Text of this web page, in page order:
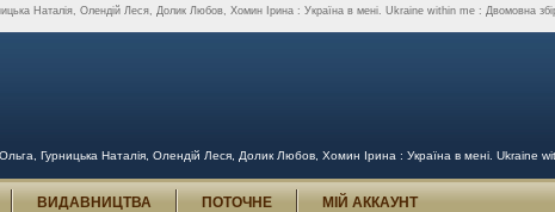
Наталія, Олендій Леся, Долик Любов, Хомин Ірина : Україна в мені. ‪‎Ukraine within me : Двомовна
Гурницька Наталія, Олендій Леся, Долик Любов, Хомин Ірина : Україна в мені. ‪‎Ukraine
ВИДАВНИЦТВА ПОТОЧНЕ МІЙ АККАУНТ